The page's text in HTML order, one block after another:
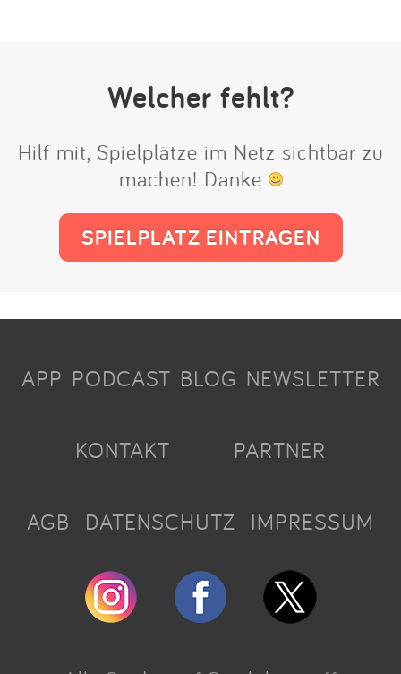
Welcher fehlt?
Hilf mit, Spielplätze im Netz sichtbar zu
machen! Danke
SPIELPLATZ EINTRAGEN
APP PODCAST BLOG NEWSLETTER
KONTAKT PARTNER
AGB DATENSCHUTZ IMPRESSUM